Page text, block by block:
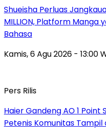
Shueisha Perluas
MILLION, Platform Manga
Bahasa
Kamis, 6 Agu 2026 - 13:00
Pers Rilis
Haier Gandeng AO 1 Point
Petenis Komunitas Tampil